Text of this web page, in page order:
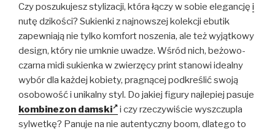
Czy poszukujesz stylizacji, która łączy w sobie elegancję i
nutę dzikości? Sukienki z najnowszej kolekcji ebutik
zapewniają nie tylko komfort noszenia, ale też wyjątkowy
design, który nie umknie uwadze. Wśród nich, beżowo-
czarna midi sukienka w zwierzęcy print stanowi idealny
wybór dla każdej kobiety, pragnącej podkreślić swoją
osobowość i unikalny styl. Do jakiej figury najlepiej pasuje
kombinezon damski
i czy rzeczywiście wyszczupla
sylwetkę? Panuje na nie autentyczny boom, dlatego to